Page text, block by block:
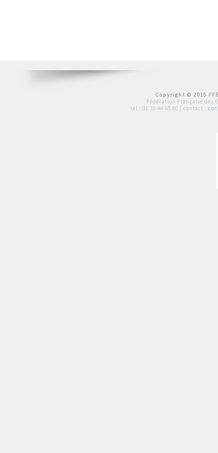
Copyright © 2015
Fédération Française des
tél : 01 39 44 65 80 | contact :